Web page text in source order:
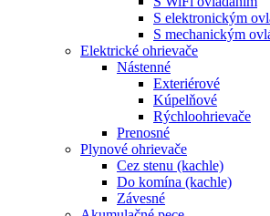
S elektronickým
S mechanickým
Elektrické ohrievače
Nástenné
Exteriérové
Kúpelňové
Rýchloohrievače
Prenosné
Plynové ohrievače
Cez stenu (kachle)
Do komína (kachle)
Závesné